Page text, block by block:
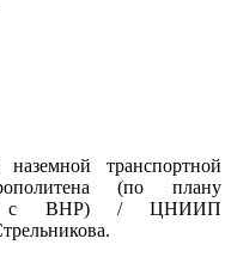
транспортной
(по плану
с ВНР) / ЦНИИП